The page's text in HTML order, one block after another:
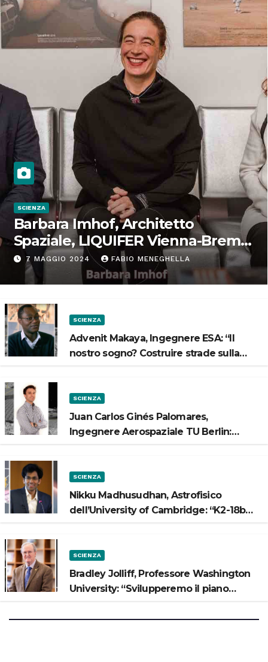
SCIENZA
Barbara Imhof, Architetto
Spaziale, LIQUIFER Vienna-Brema:
“Progettiamo habitat per lo
Spazio”
7 MAGGIO 2024 FABIO MENEGHELLA
SCIENZA
Advenit Makaya, Ingegnere ESA: “Il
nostro sogno? Costruire strade sulla
SCIENZA
Juan Carlos Ginés Palomares,
Ingegnere Aerospaziale TU Berlin:
SCIENZA
Nikku Madhusudhan, Astrofisico
dell’University of Cambridge: “K2-18b
SCIENZA
Bradley Jolliff, Professore Washington
University: “Svilupperemo il piano